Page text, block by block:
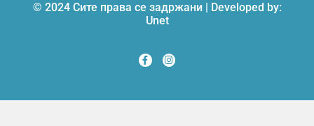
© 2024 Сите права се задржани | Developed by:
Unet